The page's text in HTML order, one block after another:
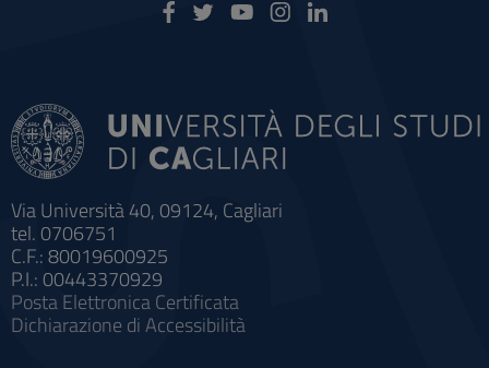
Via Università 40, 09124, Cagliari
tel. 0706751
C.F.: 80019600925
P.I.: 00443370929
Posta Elettronica Certificata
Dichiarazione di Accessibilità